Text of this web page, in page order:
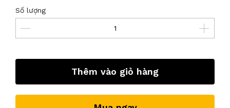
Số lượng
Thêm vào giỏ hàng